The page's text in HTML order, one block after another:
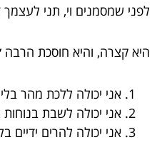
לפני שמסמנים וי, תני
היא קצרה, והיא חוסכת
אני יכולה ללכת מהר
אני יכולה לשבת
אני יכולה להרים ידיים